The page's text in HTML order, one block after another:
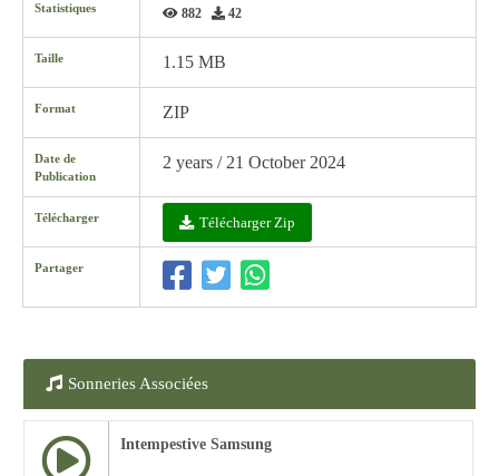
Statistiques 882 42
Taille 1.15 MB
Format ZIP
Date de
Publication
2 years / 21 October 2024
Télécharger Télécharger Zip
Partager
Sonneries Associées
Intempestive Samsung